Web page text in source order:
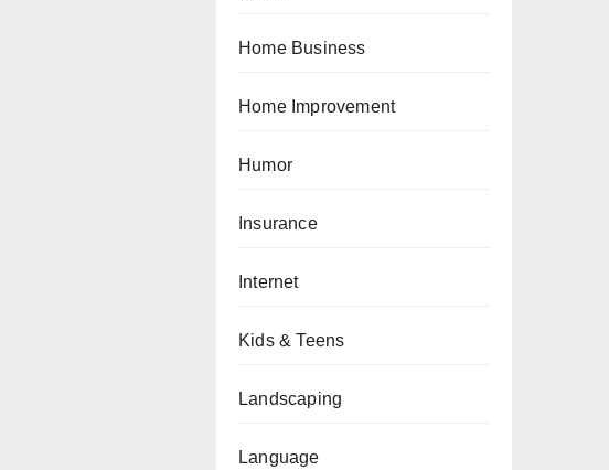
Home Business
Home Improvement
Humor
Insurance
Internet
Kids & Teens
Landscaping
Language